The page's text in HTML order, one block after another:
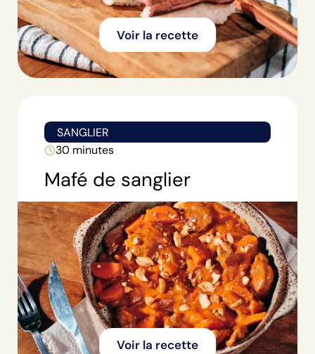
Voir la recette
SANGLIER
30 minutes
Mafé de sanglier
Voir la recette